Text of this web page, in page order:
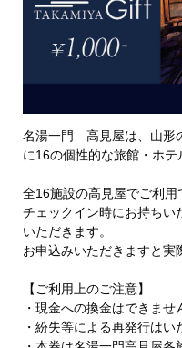
名湯一門 高見屋は、山形
に16の個性的な旅館・ホテ
全16施設の高見屋でご利用
チェックイン時にお持ちい
いただきます。
お申込みいただきますと実
【ご利用上のご注意】
・現金への換金はできませ
・紛失等による再発行はい